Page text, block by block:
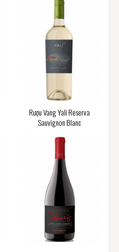
Rượu Vang Yali Reserva
Sauvignon Blanc